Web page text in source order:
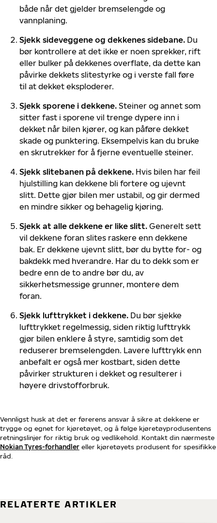
både når det gjelder bremselengde og
vannplaning.
Sjekk sideveggene og dekkenes sidebane. Du
bør kontrollere at det ikke er noen sprekker, rift
eller bulker på dekkenes overflate, da dette kan
påvirke dekkets slitestyrke og i verste fall føre
til at dekket eksploderer.
Sjekk sporene i dekkene. Steiner og annet som
sitter fast i sporene vil trenge dypere inn i
dekket når bilen kjører, og kan påføre dekket
skade og punktering. Eksempelvis kan du bruke
en skrutrekker for å fjerne eventuelle steiner.
Sjekk slitebanen på dekkene. Hvis bilen har feil
hjulstilling kan dekkene bli fortere og ujevnt
slitt. Dette gjør bilen mer ustabil, og gir dermed
en mindre sikker og behagelig kjøring.
Sjekk at alle dekkene er like slitt. Generelt sett
vil dekkene foran slites raskere enn dekkene
bak. Er dekkene ujevnt slitt, bør du bytte for- og
bakdekk med hverandre. Har du to dekk som er
bedre enn de to andre bør du, av
sikkerhetsmessige grunner, montere dem
foran.
Sjekk lufttrykket i dekkene. Du bør sjekke
lufttrykket regelmessig, siden riktig lufttrykk
gjør bilen enklere å styre, samtidig som det
reduserer bremselengden. Lavere lufttrykk enn
anbefalt er også mer kostbart, siden dette
påvirker strukturen i dekket og resulterer i
høyere drivstofforbruk.
Vennligst husk at det er førerens ansvar å sikre at dekkene er
trygge og egnet for kjøretøyet, og å følge kjøretøyprodusentens
retningslinjer for riktig bruk og vedlikehold. Kontakt din nærmeste
Nokian Tyres-forhandler eller kjøretøyets produsent for spesifikke
råd.
RELATERTE ARTIKLER